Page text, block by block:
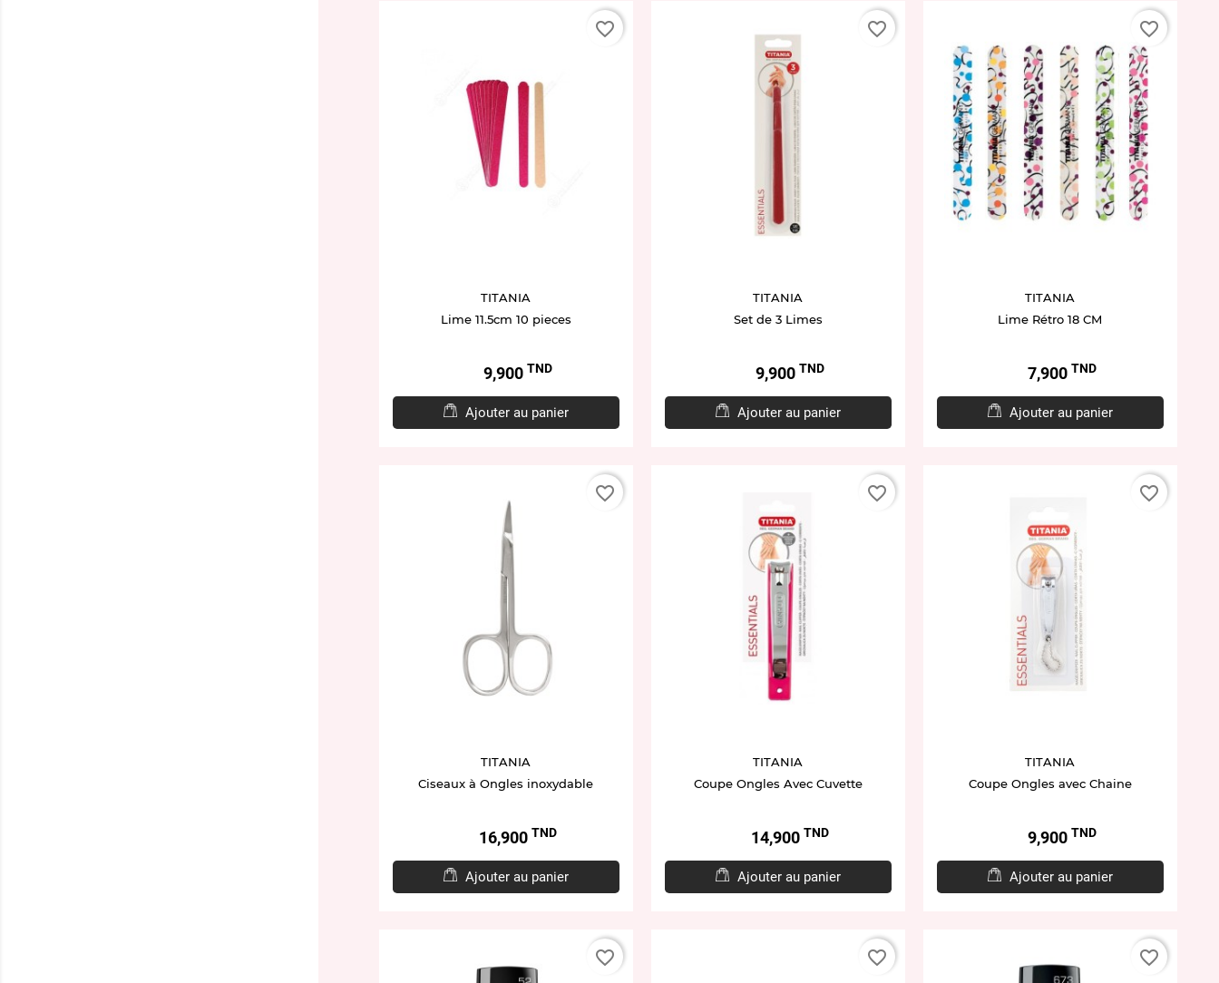
TITANIA
Lime 11.5cm 10 pieces
Prix9,900 TND
Ajouter au panier
favorite_border
TITANIA
Set de 3 Limes
Prix9,900 TND
Ajouter au panier
favorite_border
TITANIA
Lime Rétro 18 CM
Prix7,900 TND
Ajouter au panier
favorite_border
TITANIA
Ciseaux à Ongles inoxydable
Prix16,900 TND
Ajouter au panier
favorite_border
TITANIA
Coupe Ongles Avec Cuvette
Prix14,900 TND
Ajouter au panier
favorite_border
TITANIA
Coupe Ongles avec Chaine
Prix9,900 TND
Ajouter au panier
favorite_border
favorite_border favorite_border favorite_border